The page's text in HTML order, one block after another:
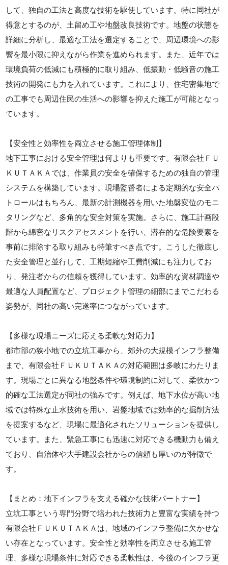
して、独自の工法と高度な技術を駆使しています。特に同社が
得意とするのが、土留め工や地盤改良技術です。地盤の状態を
詳細に分析し、最適な工法を選定することで、周辺環境への影
響を最小限に抑えながら作業を進められます。また、近年では
環境負荷の低減にも積極的に取り組み、低振動・低騒音の施工
技術の開発にも力を入れています。これにより、住宅密集地で
の工事でも周辺住民の生活への影響を抑えた施工が可能となっ
ています。
【安全性と効率性を両立させる施工管理体制】
地下工事における安全管理は何よりも重要です。有限会社ＦＵ
ＫＵＴＡＫＡでは、作業員の安全を確保するための独自の管理
システムを構築しています。現場監督者による定期的な安全パ
トロールはもちろん、最新の計測機器を用いた地盤変位のモニ
タリングなど、多角的な安全対策を実施。さらに、施工計画段
階から綿密なリスクアセスメントを行い、潜在的な危険要素を
事前に排除する取り組みも特筆すべき点です。こうした徹底し
た安全管理と並行して、工期短縮や工費削減にも注力してお
り、発注者からの信頼を獲得しています。効率的な資材調達や
最適な人員配置など、プロジェクト管理の細部にまでこだわる
姿勢が、同社の高い完遂率につながっています。
【多様な現場ニーズに応える柔軟な対応力】
都市部の狭小地での立坑工事から、郊外の大規模インフラ整備
まで、有限会社ＦＵＫＵＴＡＫＡの対応範囲は多岐にわたりま
す。現場ごとに異なる地盤条件や環境制約に対して、柔軟かつ
的確な工法選定が同社の強みです。例えば、地下水位が高い地
域では特殊な止水技術を用い、岩盤地域では効率的な掘削方法
を提案するなど、現場に最適化されたソリューションを提供し
ています。また、緊急工事にも迅速に対応できる機動力も備え
ており、自治体や大手建設会社からの信頼も厚いのが特徴で
す。
【まとめ：地下インフラを支える確かな技術パートナー】
立坑工事という専門分野で培われた技術力と豊富な実績を持つ
有限会社ＦＵＫＵＴＡＫＡは、地域のインフラ整備に欠かせな
い存在となっています。安全性と効率性を両立させる施工管
理、多様な現場条件に対応できる柔軟性は、今後のインフラ更